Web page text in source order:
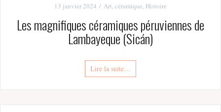
13 janvier 2024 Art,céramique, Histoire
Les magnifiques céramiques péruviennes de
Lambayeque (Sicán)
Lire la suite…